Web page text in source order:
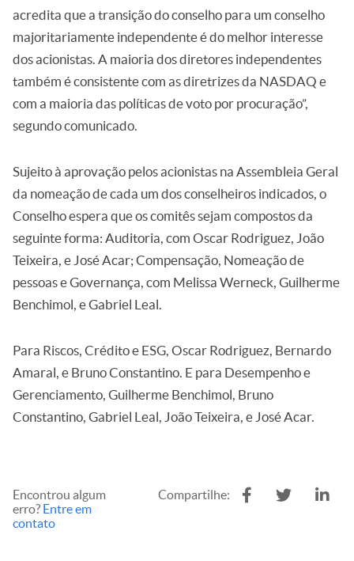
acredita que a transição do conselho para um conselho
majoritariamente independente é do melhor interesse
dos acionistas. A maioria dos diretores independentes
também é consistente com as diretrizes da NASDAQ e
com a maioria das políticas de voto por procuração”,
segundo comunicado.
Sujeito à aprovação pelos acionistas na Assembleia Geral
da nomeação de cada um dos conselheiros indicados, o
Conselho espera que os comitês sejam compostos da
seguinte forma: Auditoria, com Oscar Rodriguez, João
Teixeira, e José Acar; Compensação, Nomeação de
pessoas e Governança, com Melissa Werneck, Guilherme
Benchimol, e Gabriel Leal.
Para Riscos, Crédito e ESG, Oscar Rodriguez, Bernardo
Amaral, e Bruno Constantino. E para Desempenho e
Gerenciamento, Guilherme Benchimol, Bruno
Constantino, Gabriel Leal, João Teixeira, e José Acar.
Encontrou algum
erro? Entre em
contato
Compartilhe: